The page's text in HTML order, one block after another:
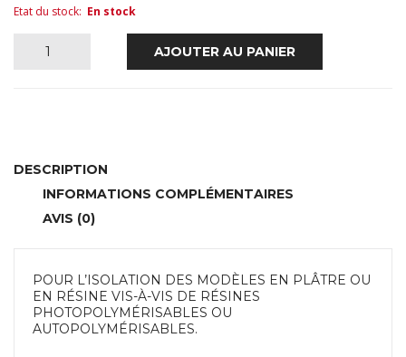
Etat du stock: En stock
quantité AJOUTER AU PANIER
DESCRIPTION
INFORMATIONS COMPLÉMENTAIRES
AVIS (0)
POUR L’ISOLATION DES MODÈLES EN PLÂTRE OU
EN RÉSINE VIS-À-VIS DE RÉSINES
PHOTOPOLYMÉRISABLES OU
AUTOPOLYMÉRISABLES.